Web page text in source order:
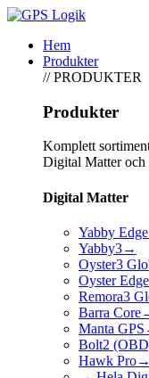
Hem
Produkter
// PRODUKTER
Produkter
Komplett
Digital Matter och
Digital Matter
Yabby
Yabby3→
Oyster3
Oyster Edge
Remora3
Barra Core
Manta GPS
Bolt2
Hawk Pro→